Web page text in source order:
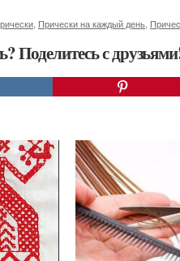
Прически на каждый день
Поделитесь с